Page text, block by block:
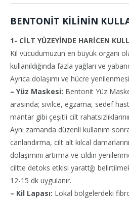
BENTONİT KİLİNİN
1- CİLT YÜZEYİNDE HARİCEN
Kil vücudumuzun en büyük organı
kullanıldığında fazla yağları ve
Ayrıca dolaşımı ve hücre
– Yüz Maskesi: Bentonit Yüz
arasında; sivilce, egzama, sedef
mantar gibi çeşitli cilt
Aynı zamanda düzenli kullanım
canlandırma, cilt alt kılcal
dolaşımını artırma ve cildin
ciltte detoks etkisi yarattğı
12-15 dk uygulanır.
– Kil Lapası: Lokal bölgelerdeki